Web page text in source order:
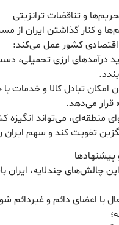
و کنار گذاشتن ایران از
کشور عمل می‌کند:
درآمدهای ارزی تحمیلی، دست
تبادل کالا و خدمات
قرار می‌دهد.
منطقه‌ای، می‌تواند انگیزه
تقویت کند و سهم ایران
این چالش‌های چندلایه،
با اعضای دائم و غیردائم